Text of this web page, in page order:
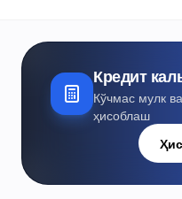
Кредит
Кўчмас мулк
ҳисоблаш